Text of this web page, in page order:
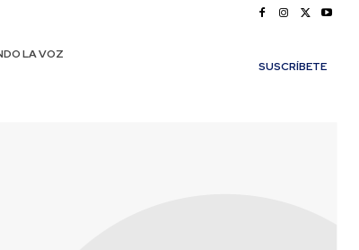
LA VOZ
SUSCRÍBETE